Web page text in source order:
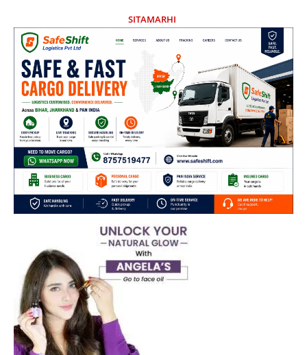
SITAMARHI